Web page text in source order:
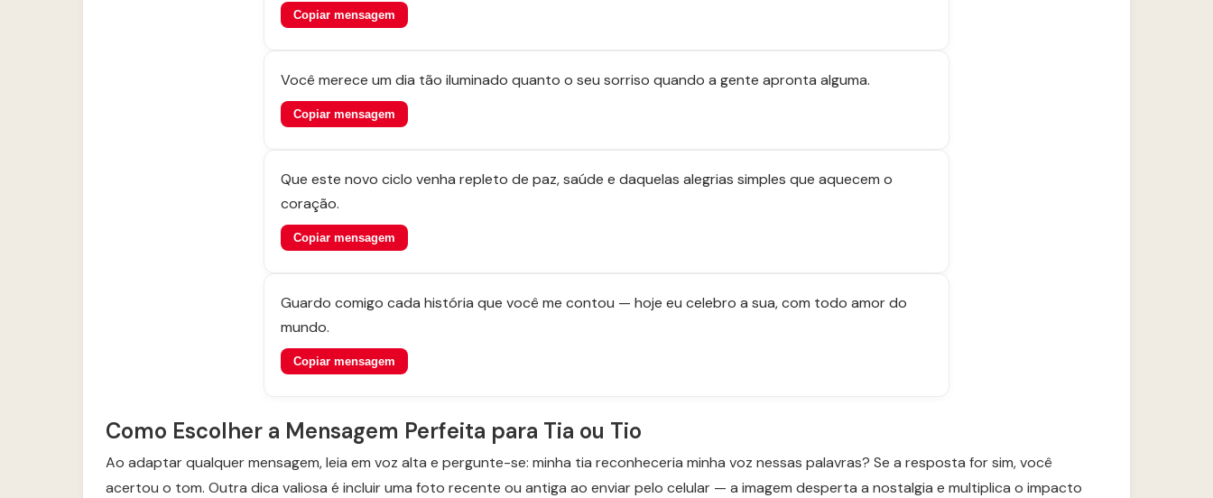
Copiar mensagem
Você merece um dia tão iluminado quanto o seu sorriso quando a gente apronta alguma.
Copiar mensagem
Que este novo ciclo venha repleto de paz, saúde e daquelas alegrias simples que aquecem o
coração.
Copiar mensagem
Guardo comigo cada história que você me contou — hoje eu celebro a sua, com todo amor do
mundo.
Copiar mensagem
Como Escolher a Mensagem Perfeita para Tia ou Tio
Ao adaptar qualquer mensagem, leia em voz alta e pergunte-se: minha tia reconheceria minha voz nessas palavras? Se a resposta for sim, você
acertou o tom. Outra dica valiosa é incluir uma foto recente ou antiga ao enviar pelo celular — a imagem desperta a nostalgia e multiplica o impacto